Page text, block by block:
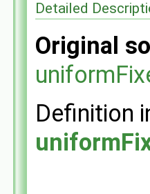
Detailed
Original
Definition